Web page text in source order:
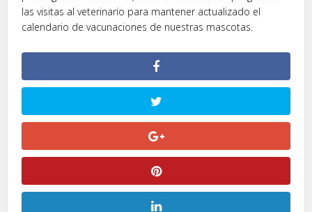
las visitas al veterinario para mantener actualizado el
calendario de vacunaciones de nuestras mascotas.